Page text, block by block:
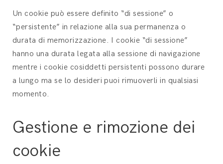
Un cookie può essere definito “di sessione” o
“persistente” in relazione alla sua permanenza o
durata di memorizzazione. I cookie “di sessione”
hanno una durata legata alla sessione di navigazione
mentre i cookie cosiddetti persistenti possono durare
a lungo ma se lo desideri puoi rimuoverli in qualsiasi
momento.
Gestione e rimozione dei
cookie